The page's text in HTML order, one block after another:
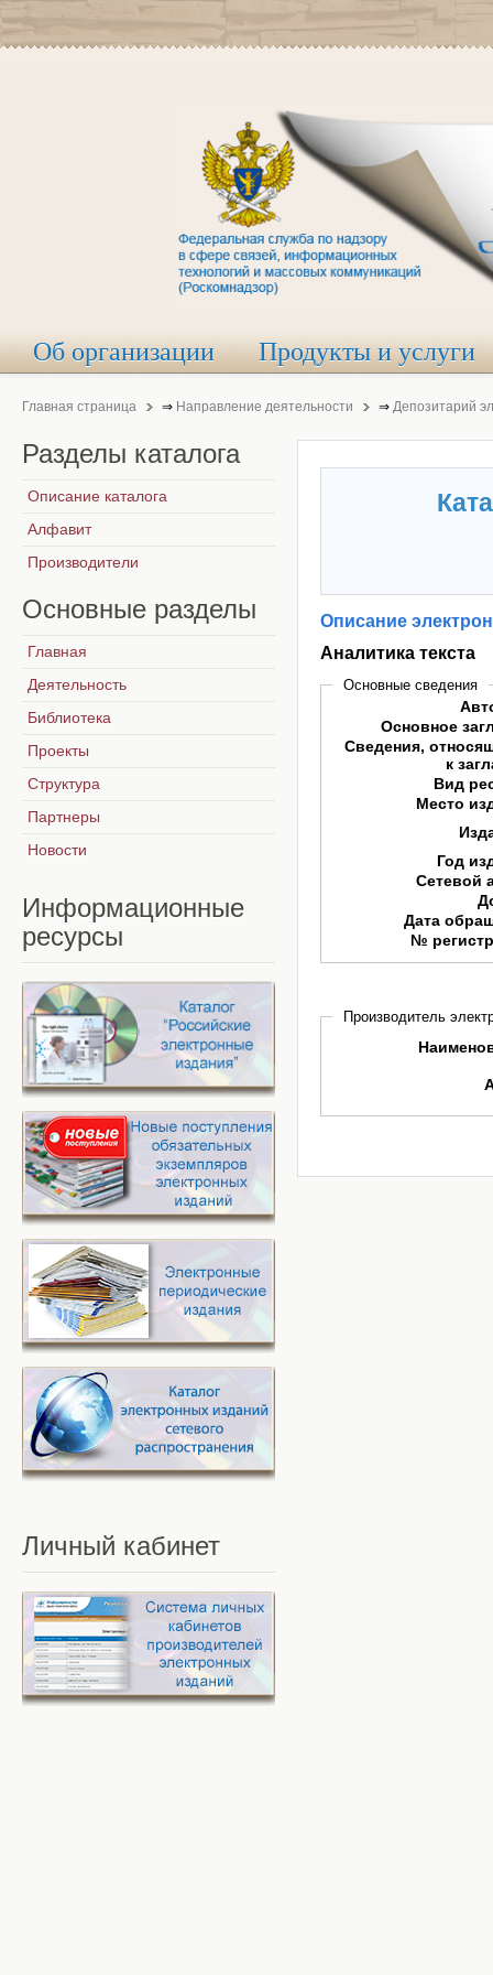
Об организации Продукты и услуги
Главная страница ⇒ Направление деятельности ⇒ Депозитарий
Описание
Аналитика текста
Основные сведения
Основное
Сведения,
к
Вид
Место
Год
Сетевой
Дата
№
Производитель
Разделы каталога
Описание каталога
Алфавит
Производители
Основные разделы
Главная
Деятельность
Библиотека
Проекты
Структура
Партнеры
Новости
Информационные
ресурсы
Личный кабинет